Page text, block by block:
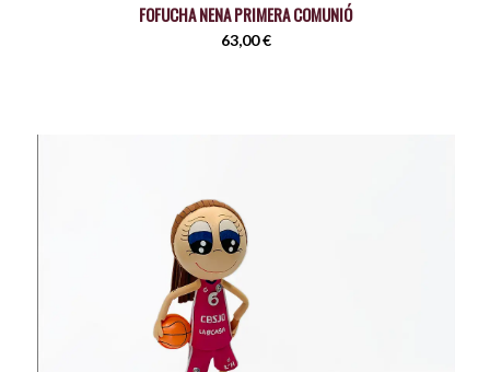
FOFUCHA NENA PRIMERA COMUNIÓ
63,00€